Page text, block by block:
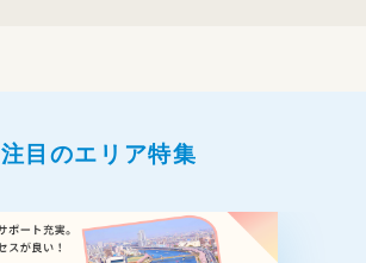
注目のエリア特集